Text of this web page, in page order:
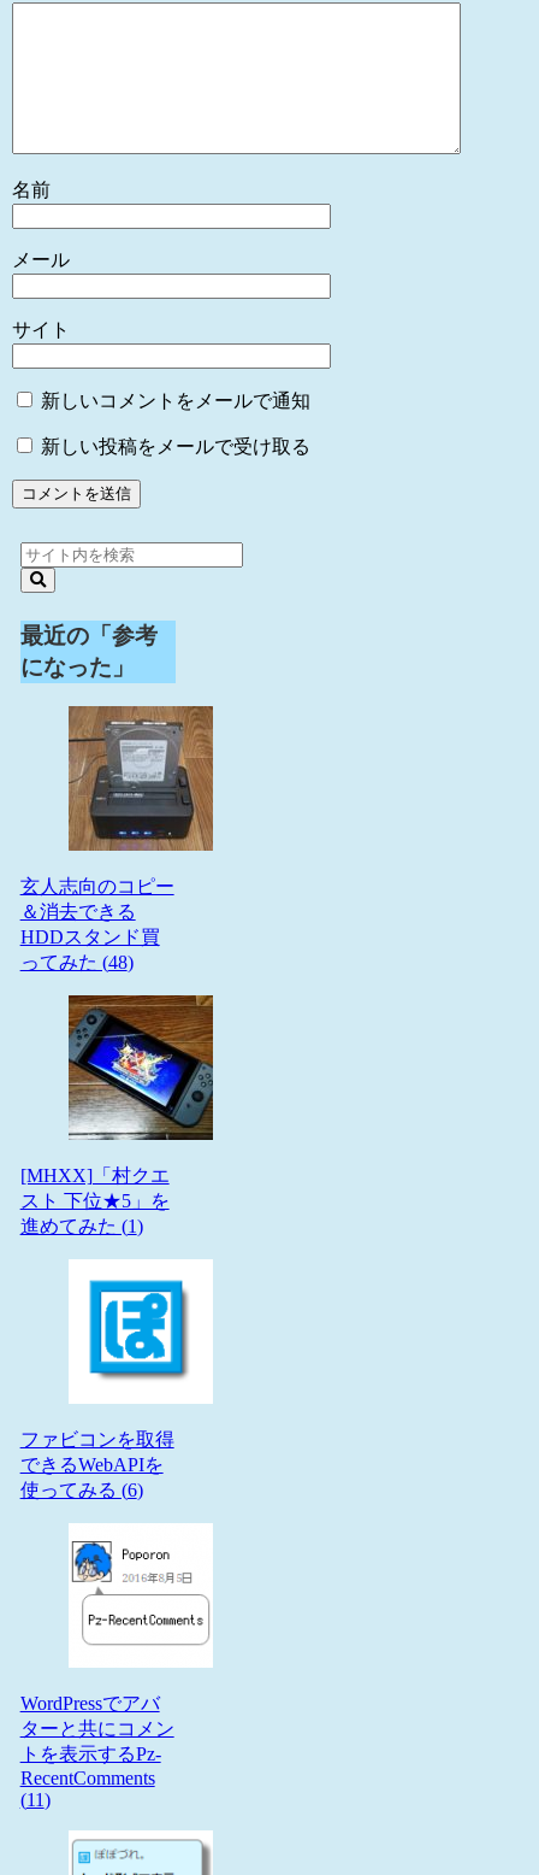
名前
メール
サイト
新しいコメントをメールで通知
新しい投稿をメールで受け取る
最近の「参考
になった」
玄人志向のコピー
＆消去できる
HDDスタンド買
ってみた (48)
[MHXX]「村クエ
スト 下位★5」を
進めてみた (1)
ファビコンを取得
できるWebAPIを
使ってみる (6)
WordPressでアバ
ターと共にコメン
トを表示するPz-
RecentComments
(11)